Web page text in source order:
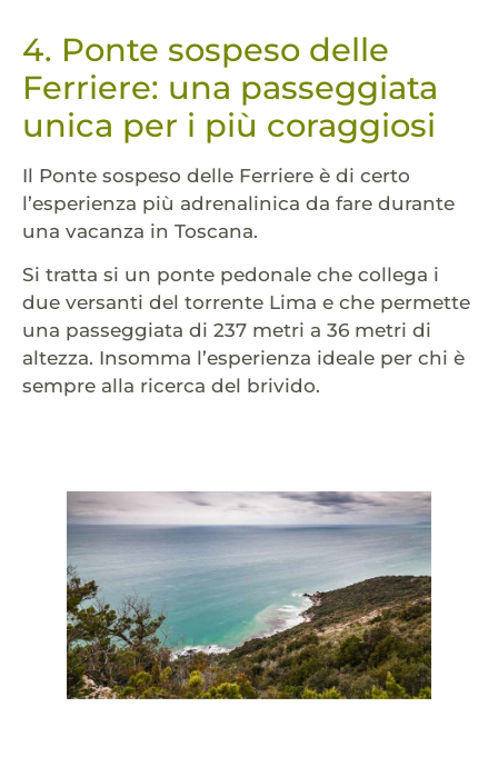
4. Ponte sospeso delle
Ferriere: una passeggiata
unica per i più coraggiosi
Il Ponte sospeso delle Ferriere è di certo
l’esperienza più adrenalinica da fare durante
una vacanza in Toscana.
Si tratta si un ponte pedonale che collega i
due versanti del torrente Lima e che permette
una passeggiata di 237 metri a 36 metri di
altezza. Insomma l’esperienza ideale per chi è
sempre alla ricerca del brivido.